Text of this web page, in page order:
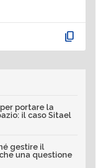
content_copy
portare la
il caso Sitael
gestire il
una questione